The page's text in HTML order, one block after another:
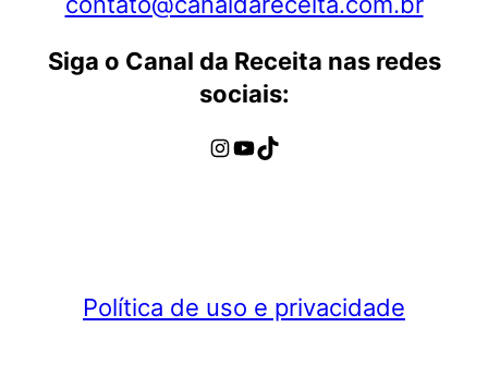
Siga o Canal da Receita nas redes
sociais:
Instagram
Youtube
TikTok
Política de uso e privacidade